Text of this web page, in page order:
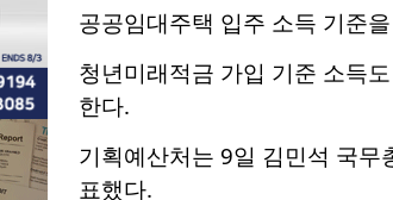
공공임대주택 입주 소득 기준
청년미래적금 가입 기준 소득
한다.
기획예산처는 9일 김민석 국
표했다.